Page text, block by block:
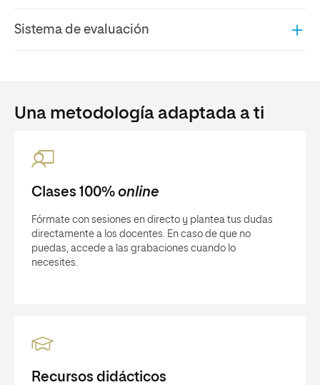
Sistema de evaluación
Una metodología adaptada a ti
Clases 100% online
Fórmate con sesiones en directo y plantea tus dudas
directamente a los docentes. En caso de que no
puedas, accede a las grabaciones cuando lo
necesites.
Recursos didácticos